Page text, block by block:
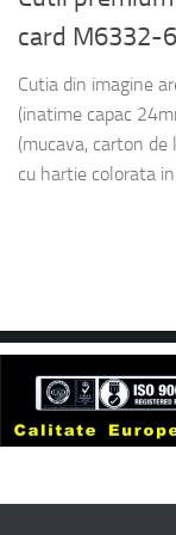
card M6332-
Cutia din imagine
(inatime capac
(mucava, carton
cu hartie colorata in